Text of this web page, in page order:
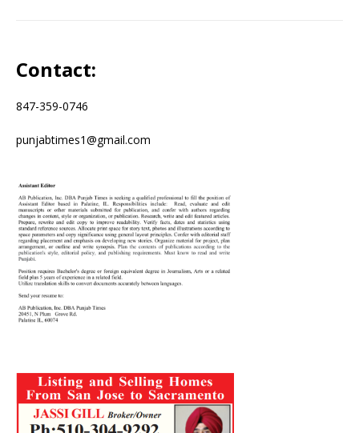
Contact:
847-359-0746
punjabtimes1@gmail.com